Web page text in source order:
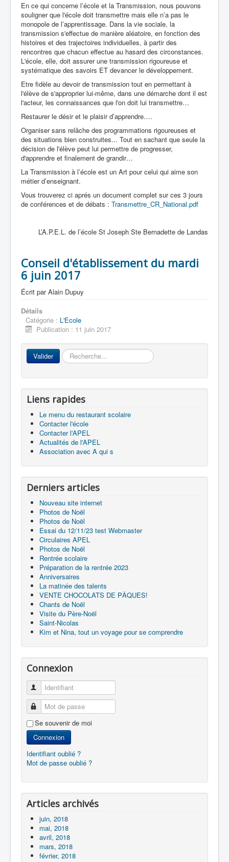
En ce qui concerne l’école et la Transmission, nous pouvons
souligner que l'école doit transmettre mais elle n’a pas le
monopole de l’apprentissage. Dans la vie sociale, la
transmission s'effectue de manière aléatoire, en fonction des
histoires et des trajectoires individuelles, à partir des
rencontres que chacun effectue au hasard des circonstances.
L'école, elle, doit assurer une transmission rigoureuse et
systématique des savoirs ET devancer le développement.
Etre fidèle au devoir de transmission tout en permettant à
l'élève de s'approprier lui-même, dans une démarche dont il est
l'acteur, les connaissances que l'on doit lui transmettre…
Restaurer le désir et le plaisir d’apprendre….
Organiser sans relâche des programmations rigoureuses et
des situations bien construites... Tout en sachant que seule la
décision de l'élève peut lui permettre de progresser,
d'apprendre et finalement de grandir…
La Transmission à l’école est un Art pour celui qui aime son
métier d’enseignant.
Vous trouverez ci aprés un document complet sur ces 3 jours
de conférences et de débats : Transmettre_CR_National.pdf
L’A.P.E.L. de l’école St Joseph Ste Bernadette de Landas
Conseil d'établissement du mardi
6 juin 2017
Écrit parAlain Dupuy
Détails
Catégorie : L'Ecole
Publication : 11 juin 2017
Valider Rechercher
Liens rapides
Le menu du restaurant scolaire
Contacter l'école
Contacter l'APEL
Actualités de l'APEL
Association avec A qui s
Derniers articles
Nouveau site internet
Photos de Noël
Photos de Noël
Essai du 12/11/23 test Webmaster
Circulaires APEL
Photos de Noël
Rentrée scolaire
Préparation de la rentrée 2023
Anniversaires
La matinée des talents
VENTE CHOCOLATS DE PÂQUES!
Chants de Noël
Visite du Père-Noël
Saint-Nicolas
Kim et Nina, tout un voyage pour se comprendre
Connexion
Identifiant
Mot de passe
Se souvenir de moi
Connexion
Identifiant oublié ?
Mot de passe oublié ?
Articles archivés
juin, 2018
mai, 2018
avril, 2018
mars, 2018
février, 2018